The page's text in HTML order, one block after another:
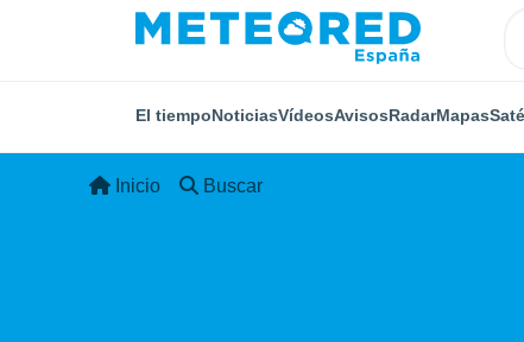
El tiempoNoticiasVídeosAvisosRadarMapas
Inicio Buscar